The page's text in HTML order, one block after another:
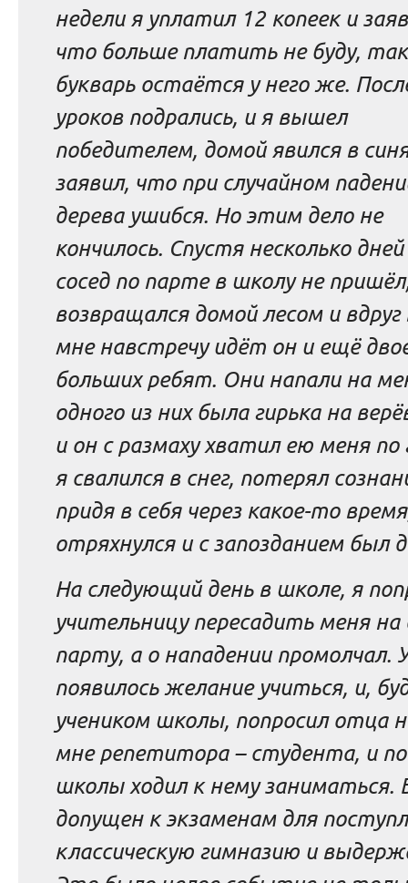
недели я уплатил 12 копеек и
что больше платить не буду,
букварь остаётся у него же.
уроков подрались, и я вышел
победителем, домой явился в
заявил, что при случайном
дерева ушибся. Но этим дело не
кончилось. Спустя несколько
сосед по парте в школу не
возвращался домой лесом и
мне навстречу идёт он и ещё
больших ребят. Они напали на
одного из них была гирька на
и он с размаху хватил ею меня по
я свалился в снег, потерял
придя в себя через какое-то
отряхнулся и с запозданием был
На следующий день в школе, я
учительницу пересадить меня на
парту, а о нападении промолчал.
появилось желание учиться, и,
учеником школы, попросил отца
мне репетитора – студента, и
школы ходил к нему заниматься.
допущен к экзаменам для
классическую гимназию и